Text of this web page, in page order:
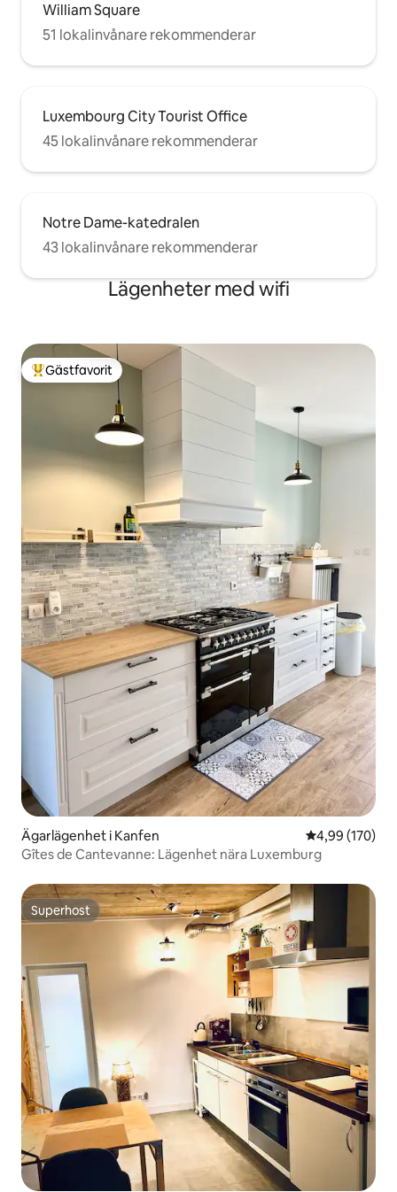
William Square
51 lokalinvånare rekommenderar
Luxembourg City Tourist Office
45 lokalinvånare rekommenderar
Notre Dame-katedralen
43 lokalinvånare rekommenderar
Lägenheter med wifi
Populär gästfavorit
Gästfavorit
Ägarlägenhet i Kanfen 4,99 av 5 i
4,99 (170)
Gîtes de Cantevanne: Lägenhet nära Luxemburg
Superhost
Superhost